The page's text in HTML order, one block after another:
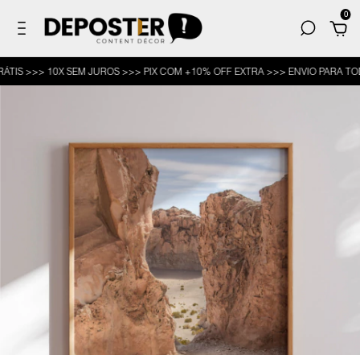
0
10X SEM JUROS >>> PIX COM +10% OFF EXTRA >>> ENVIO PARA TODO O